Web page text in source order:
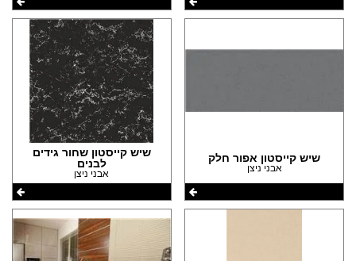
שיש קייסטון אפור חלק
אבני ניצן
שיש קייסטון שחור גידים
לבנים
אבני ניצן